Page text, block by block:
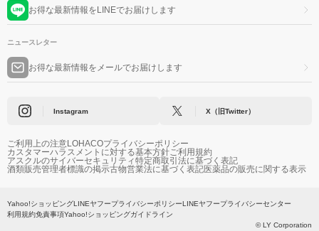
お得な最新情報をLINEでお届けします
ニュースレター
お得な最新情報をメールでお届けします
Instagram X（旧Twitter）
ご利用上の注意LOHACOプライバシーポリシー
カスタマーハラスメントに対する基本方針ご利用規約
アスクルのサイバーセキュリティ特定商取引法に基づく表記
酒類販売管理者標識の掲示古物営業法に基づく表記医薬品の販売に関する表示
Yahoo!ショッピングLINEヤフープライバシーポリシーLINEヤフープライバシーセンター
利用規約免責事項Yahoo!ショッピングガイドライン
© LY Corporation